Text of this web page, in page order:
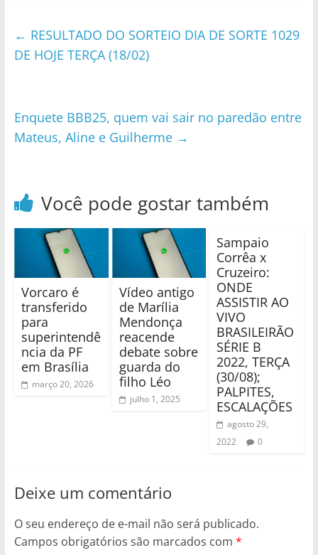
← RESULTADO DO SORTEIO DIA DE SORTE 1029
DE HOJE TERÇA (18/02)
Enquete BBB25, quem vai sair no paredão entre
Mateus, Aline e Guilherme →
Você pode gostar também
Vorcaro é
transferido
para
superintendê
ncia da PF
em Brasília
março 20, 2026
Vídeo antigo
de Marília
Mendonça
reacende
debate sobre
guarda do
filho Léo
julho 1, 2025
Sampaio
Corrêa x
Cruzeiro:
ONDE
ASSISTIR AO
VIVO
BRASILEIRÃO
SÉRIE B
2022, TERÇA
(30/08);
PALPITES,
ESCALAÇÕES
agosto 29,
2022
0
Deixe um comentário
O seu endereço de e-mail não será publicado.
Campos obrigatórios são marcados com *